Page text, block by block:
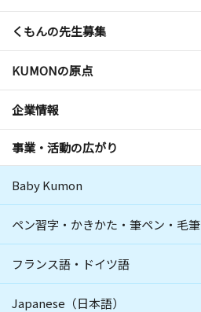
くもんの先生募集
KUMONの原点
企業情報
事業・活動の広がり
Baby Kumon
ペン習字・かきかた・筆ペン・毛筆
フランス語・ドイツ語
Japanese（日本語）